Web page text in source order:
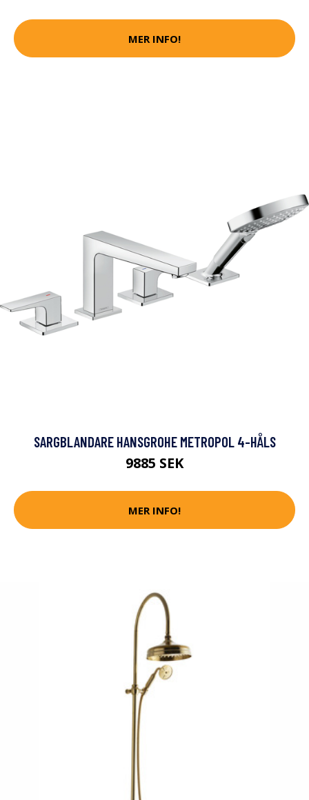
MER INFO!
SARGBLANDARE HANSGROHE METROPOL 4-HÅLS
9885 SEK
MER INFO!